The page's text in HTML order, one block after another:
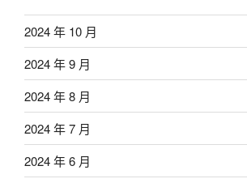
2024 年 10 月
2024 年 9 月
2024 年 8 月
2024 年 7 月
2024 年 6 月